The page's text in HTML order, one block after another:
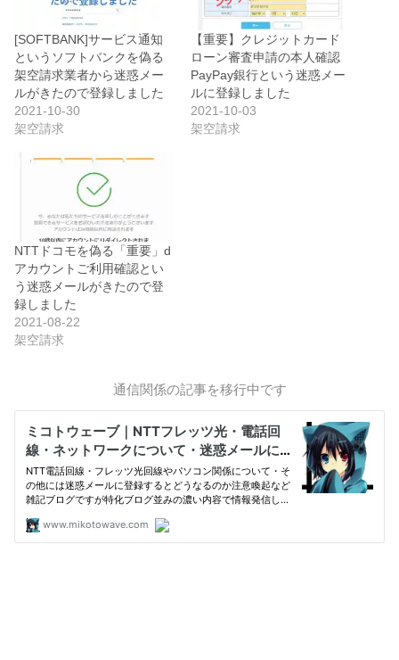
[SOFTBANK]サービス通知
というソフトバンクを偽る
架空請求業者から迷惑メー
ルがきたので登録しました
2021-10-30
架空請求
【重要】クレジットカード
ローン審査申請の本人確認
PayPay銀行という迷惑メー
ルに登録しました
2021-10-03
架空請求
NTTドコモを偽る「重要」d
アカウントご利用確認とい
う迷惑メールがきたので登
録しました
2021-08-22
架空請求
通信関係の記事を移行中です